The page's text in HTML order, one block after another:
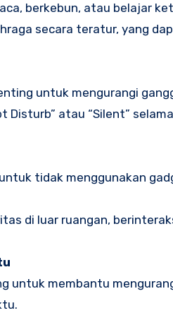
berkebun, atau belajar
secara teratur, yang
untuk mengurangi
Disturb” atau “Silent”
tidak menggunakan
di luar ruangan,
untuk membantu